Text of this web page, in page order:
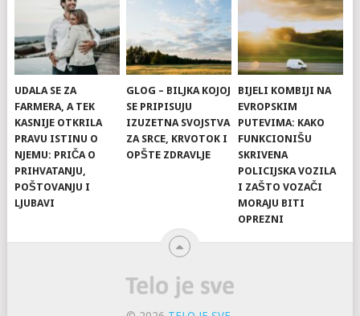
UDALA SE ZA
FARMERA, A TEK
KASNIJE OTKRILA
PRAVU ISTINU O
NJEMU: PRIČA O
PRIHVATANJU,
POŠTOVANJU I
LJUBAVI
GLOG – BILJKA KOJOJ
SE PRIPISUJU
IZUZETNA SVOJSTVA
ZA SRCE, KRVOTOK I
OPŠTE ZDRAVLJE
BIJELI KOMBIJI NA
EVROPSKIM
PUTEVIMA: KAKO
FUNKCIONIŠU
SKRIVENA
POLICIJSKA VOZILA
I ZAŠTO VOZAČI
MORAJU BITI
OPREZNI